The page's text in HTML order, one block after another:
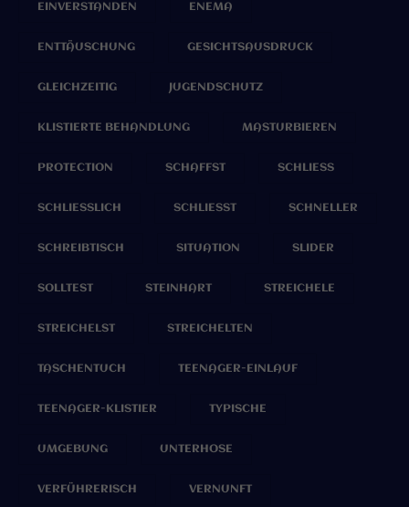
EINVERSTANDEN ENEMA
ENTTÄUSCHUNG GESICHTSAUSDRUCK
GLEICHZEITIG JUGENDSCHUTZ
KLISTIERTE BEHANDLUNG MASTURBIEREN
PROTECTION SCHAFFST SCHLIESS
SCHLIESSLICH SCHLIESST SCHNELLER
SCHREIBTISCH SITUATION SLIDER
SOLLTEST STEINHART STREICHELE
STREICHELST STREICHELTEN
TASCHENTUCH TEENAGER-EINLAUF
TEENAGER-KLISTIER TYPISCHE
UMGEBUNG UNTERHOSE
VERFÜHRERISCH VERNUNFT